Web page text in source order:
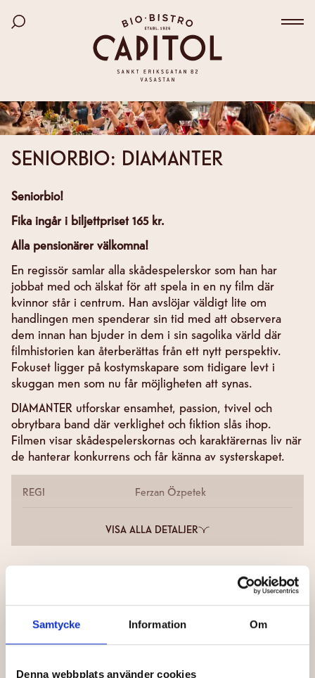
Samtycke Information Om
Denna webbplats använder cookies
huvudinnehåll
Bio Capitol
Sök bland filmer
SENIORBIO: DIAMANTER
Seniorbio!
Fika ingår i biljettpriset 165 kr.
Alla pensionärer välkomna!
En regissör samlar alla skådespelerskor som han har
jobbat med och älskat för att spela in en ny film där
kvinnor står i centrum. Han avslöjar väldigt lite om
handlingen men spenderar sin tid med att observera
dem innan han bjuder in dem i sin sagolika värld där
filmhistorien kan återberättas från ett nytt perspektiv.
Fokuset ligger på kostymskapare som tidigare levt i
skuggan men som nu får möjligheten att synas.
DIAMANTER utforskar ensamhet, passion, tvivel och
obrytbara band där verklighet och fiktion slås ihop.
Filmen visar skådespelerskornas och karaktärernas liv när
de hanterar konkurrens och får känna av systerskapet.
REGI Ferzan Özpetek
VISA ALLA DETALJER
INGA SCHEMALAGDA VISNINGAR FINNS